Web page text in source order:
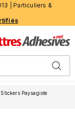
| Particuliers &
Stickers Paysagiste